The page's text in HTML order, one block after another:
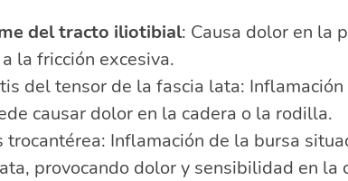
del tracto iliotibial: Causa dolor en la
la fricción excesiva.
del tensor de la fascia lata:
causar dolor en la cadera o la rodilla.
trocantérea: Inflamación de la bursa
provocando dolor y sensibilidad en la